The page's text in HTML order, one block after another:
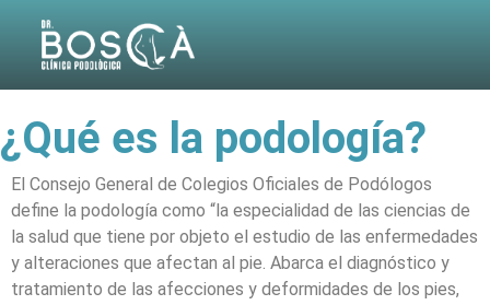
¿Qué es la podología?
El Consejo General de Colegios Oficiales de Podólogos
define la podología como “la especialidad de las ciencias de
la salud que tiene por objeto el estudio de las enfermedades
y alteraciones que afectan al pie. Abarca el diagnóstico y
tratamiento de las afecciones y deformidades de los pies,